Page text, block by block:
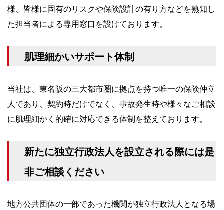
様、皆様に固有のリスクや保険設計の有り方などを熟知し
た担当者による専用窓口を設けております。
肌理細かいサポート体制
当社は、東名阪の三大都市圏に拠点を持つ唯一の保険仲立
人であり、契約時だけでなく、事故発生時や様々なご相談
に肌理細かく的確に対応できる体制を整えております。
新たに独立行政法人を設立される際には是
非ご相談ください
地方公共団体の一部であった機関が独立行政法人となる場